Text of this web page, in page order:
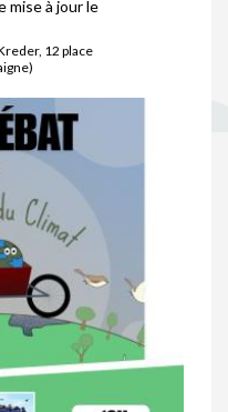
mise à jour le
12 place